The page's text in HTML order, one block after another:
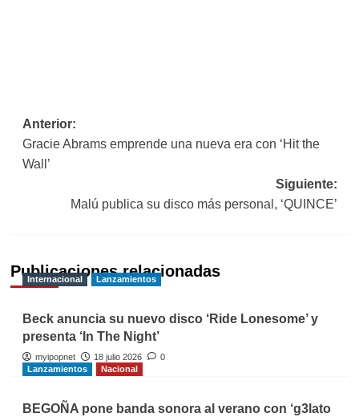
Navegación
de
Anterior:
Gracie Abrams emprende una nueva era con ‘Hit the
Wall’
Siguiente:
Malú publica su disco más personal, ‘QUINCE’
Publicaciones relacionadas
Internacional Lanzamientos
Beck anuncia su nuevo disco ‘Ride Lonesome’ y
presenta ‘In The Night’
myipopnet 18 julio 2026
0
Lanzamientos
Nacional
BEGOÑA pone banda sonora al verano con ‘g3lato